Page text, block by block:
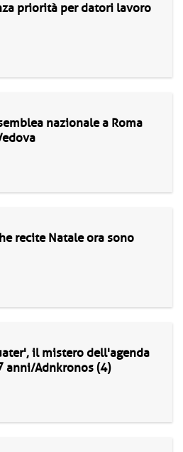
priorità per datori lavoro
nazionale a Roma
recite Natale ora sono
il mistero dell'agenda
anni/Adnkronos (4)